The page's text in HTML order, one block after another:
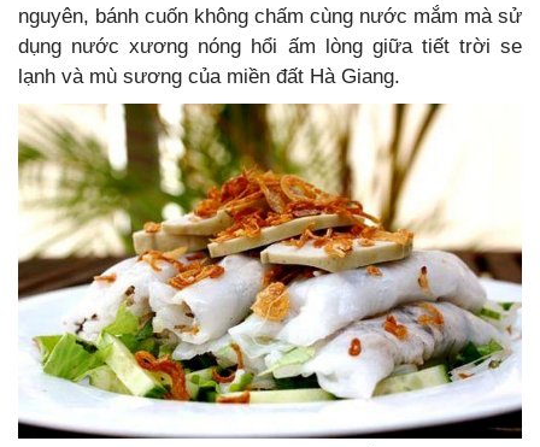
nguyên, bánh cuốn không chấm cùng nước mắm mà sử
dụng nước xương nóng hổi ấm lòng giữa tiết trời se
lạnh và mù sương của miền đất Hà Giang.